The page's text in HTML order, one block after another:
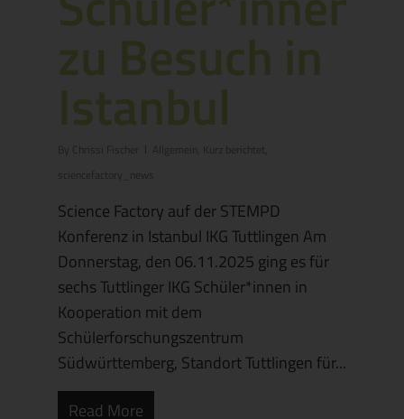
zu Besuch in
Istanbul
By
sciencefactory_news
Science Factory auf der STEMPD
Konferenz in Istanbul IKG Tuttlingen Am
Donnerstag, den 06.11.2025 ging es für
sechs Tuttlinger IKG Schüler*innen in
Kooperation mit dem
Schülerforschungszentrum
Südwürttemberg, Standort Tuttlingen für...
Read More